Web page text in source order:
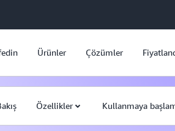
Ürünler Çözümler
Özellikler Kullanmaya